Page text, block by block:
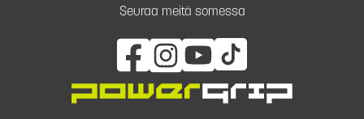
Seuraa meitä somessa